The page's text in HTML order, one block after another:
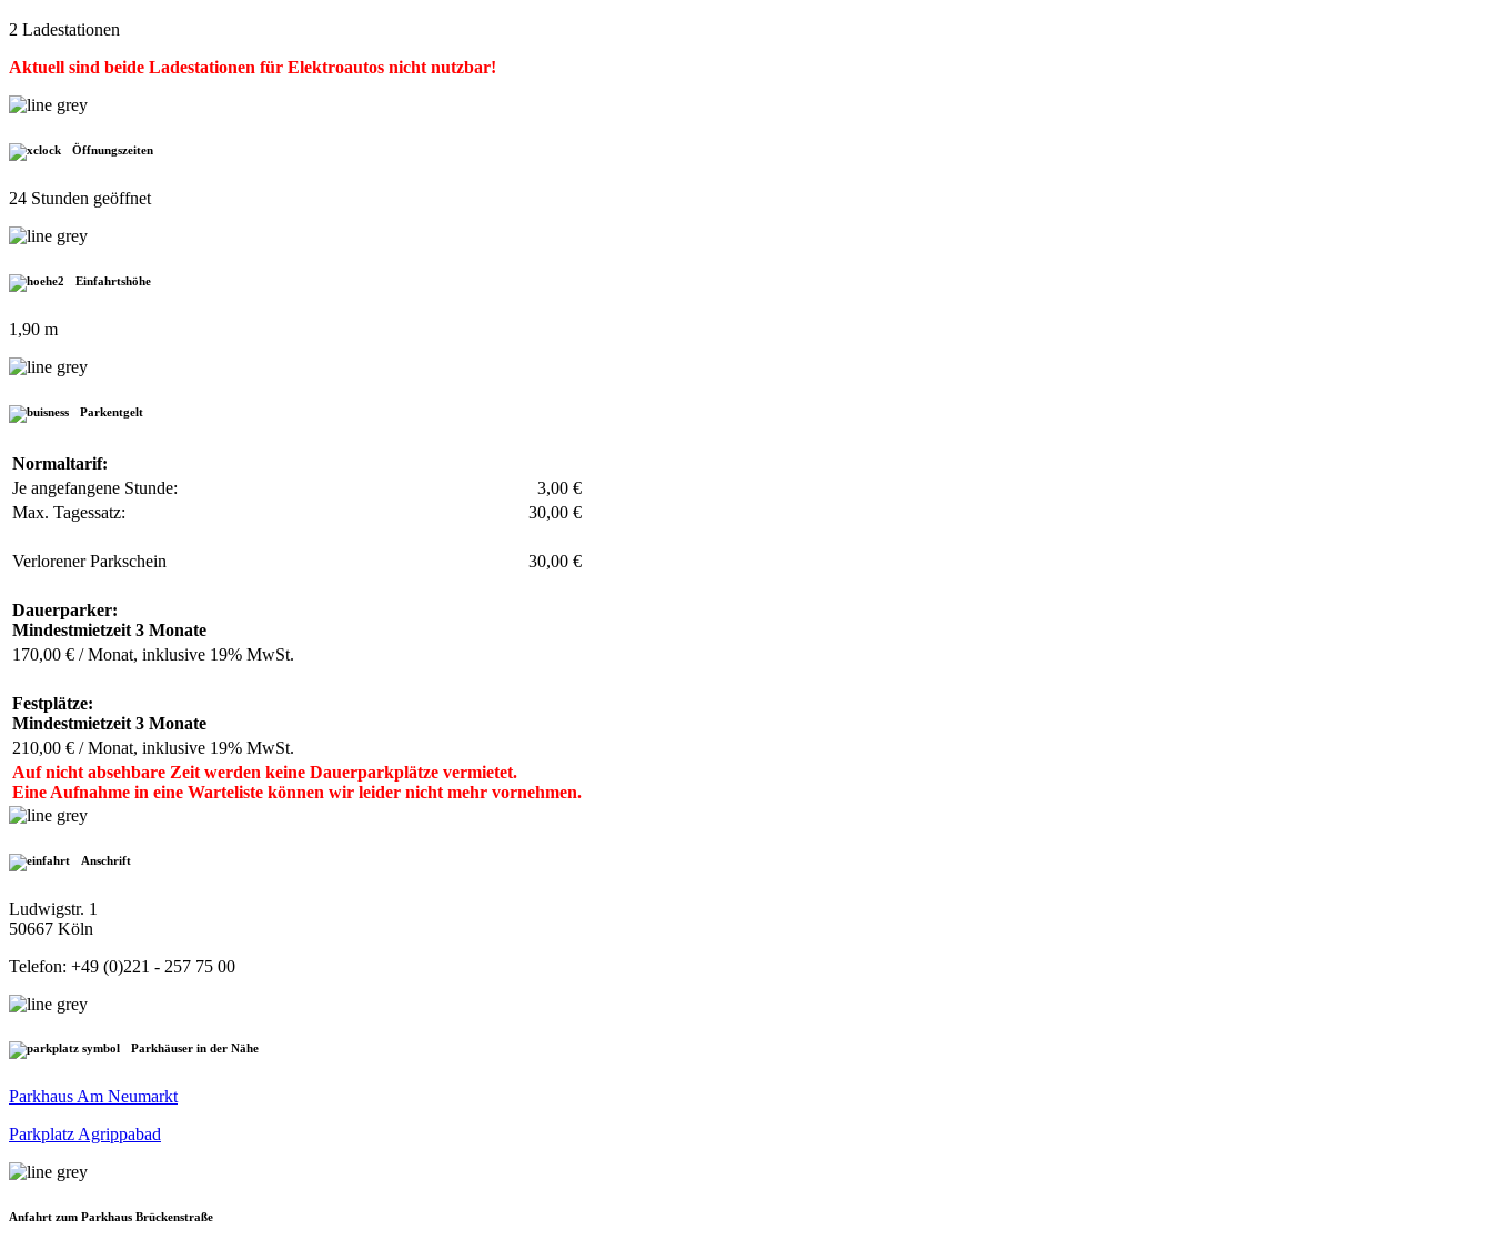
2 Ladestationen
Aktuell sind beide Ladestationen für Elektroautos nicht nutzbar!
Öffnungszeiten
24 Stunden geöffnet
Einfahrtshöhe
1,90 m
Parkentgelt
Normaltarif:
Je angefangene Stunde:
3,00 €
Max. Tagessatz:
30,00 €
Verlorener Parkschein 30,00 €
Dauerparker:
Mindestmietzeit 3 Monate
170,00 € / Monat, inklusive 19% MwSt.
Festplätze:
Mindestmietzeit 3 Monate
210,00 € / Monat, inklusive 19% MwSt.
Auf nicht absehbare Zeit werden keine Dauerparkplätze vermietet.
Eine Aufnahme in eine Warteliste können wir leider nicht mehr vornehmen.
Anschrift
Ludwigstr. 1
50667 Köln
Telefon: +49 (0)221 - 257 75 00
Parkhäuser in der Nähe
Parkhaus Am Neumarkt
Parkplatz Agrippabad
Anfahrt zum Parkhaus Brückenstraße